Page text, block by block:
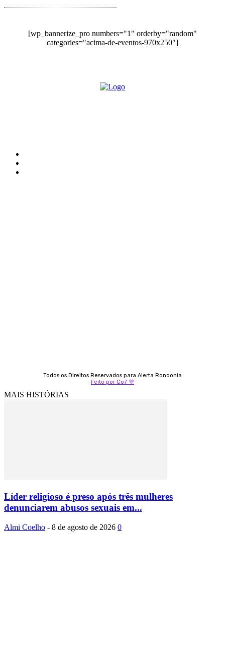
[wp_bannerize_pro numbers="1" orderby="random"
categories="acima-de-eventos-970x250"]
Todos os Direitos Reservados para Alerta Rondonia
Feito por Go7 💜
MAIS HISTÓRIAS
Líder religioso é preso após três mulheres
denunciarem abusos sexuais em...
Almi Coelho - 8 de agosto de 2026 0